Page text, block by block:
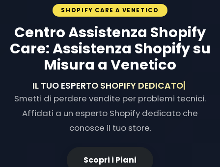
SHOPIFY CARE A VENETICO
Centro Assistenza Shopify
Care: Assistenza Shopify su
Misura a Venetico
IL TUO ESPERTO SHOPIFY|
Smetti di perdere vendite per problemi tecnici.
Affidati a un esperto Shopify dedicato che
conosce il tuo store.
Scopri i Piani